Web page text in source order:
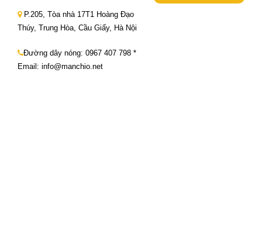
P.205, Tòa nhà 17T1 Hoàng Đạo
Thúy, Trung Hòa, Cầu Giấy, Hà Nội
Đường dây nóng: 0967 407 798 *
Email: info@manchio.net